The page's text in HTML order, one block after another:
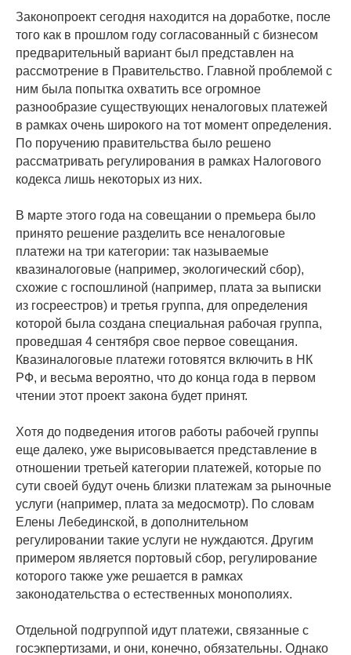
Законопроект сегодня находится на доработке, после
того как в прошлом году согласованный с бизнесом
предварительный вариант был представлен на
рассмотрение в Правительство. Главной проблемой с
ним была попытка охватить все огромное
разнообразие существующих неналоговых платежей
в рамках очень широкого на тот момент определения.
По поручению правительства было решено
рассматривать регулирования в рамках Налогового
кодекса лишь некоторых из них.
В марте этого года на совещании о премьера было
принято решение разделить все неналоговые
платежи на три категории: так называемые
квазиналоговые (например, экологический сбор),
схожие с госпошлиной (например, плата за выписки
из госреестров) и третья группа, для определения
которой была создана специальная рабочая группа,
проведшая 4 сентября свое первое совещания.
Квазиналоговые платежи готовятся включить в НК
РФ, и весьма вероятно, что до конца года в первом
чтении этот проект закона будет принят.
Хотя до подведения итогов работы рабочей группы
еще далеко, уже вырисовывается представление в
отношении третьей категории платежей, которые по
сути своей будут очень близки платежам за рыночные
услуги (например, плата за медосмотр). По словам
Елены Лебединской, в дополнительном
регулировании такие услуги не нуждаются. Другим
примером является портовый сбор, регулирование
которого также уже решается в рамках
законодательства о естественных монополиях.
Отдельной подгруппой идут платежи, связанные с
госэкпертизами, и они, конечно, обязательны. Однако